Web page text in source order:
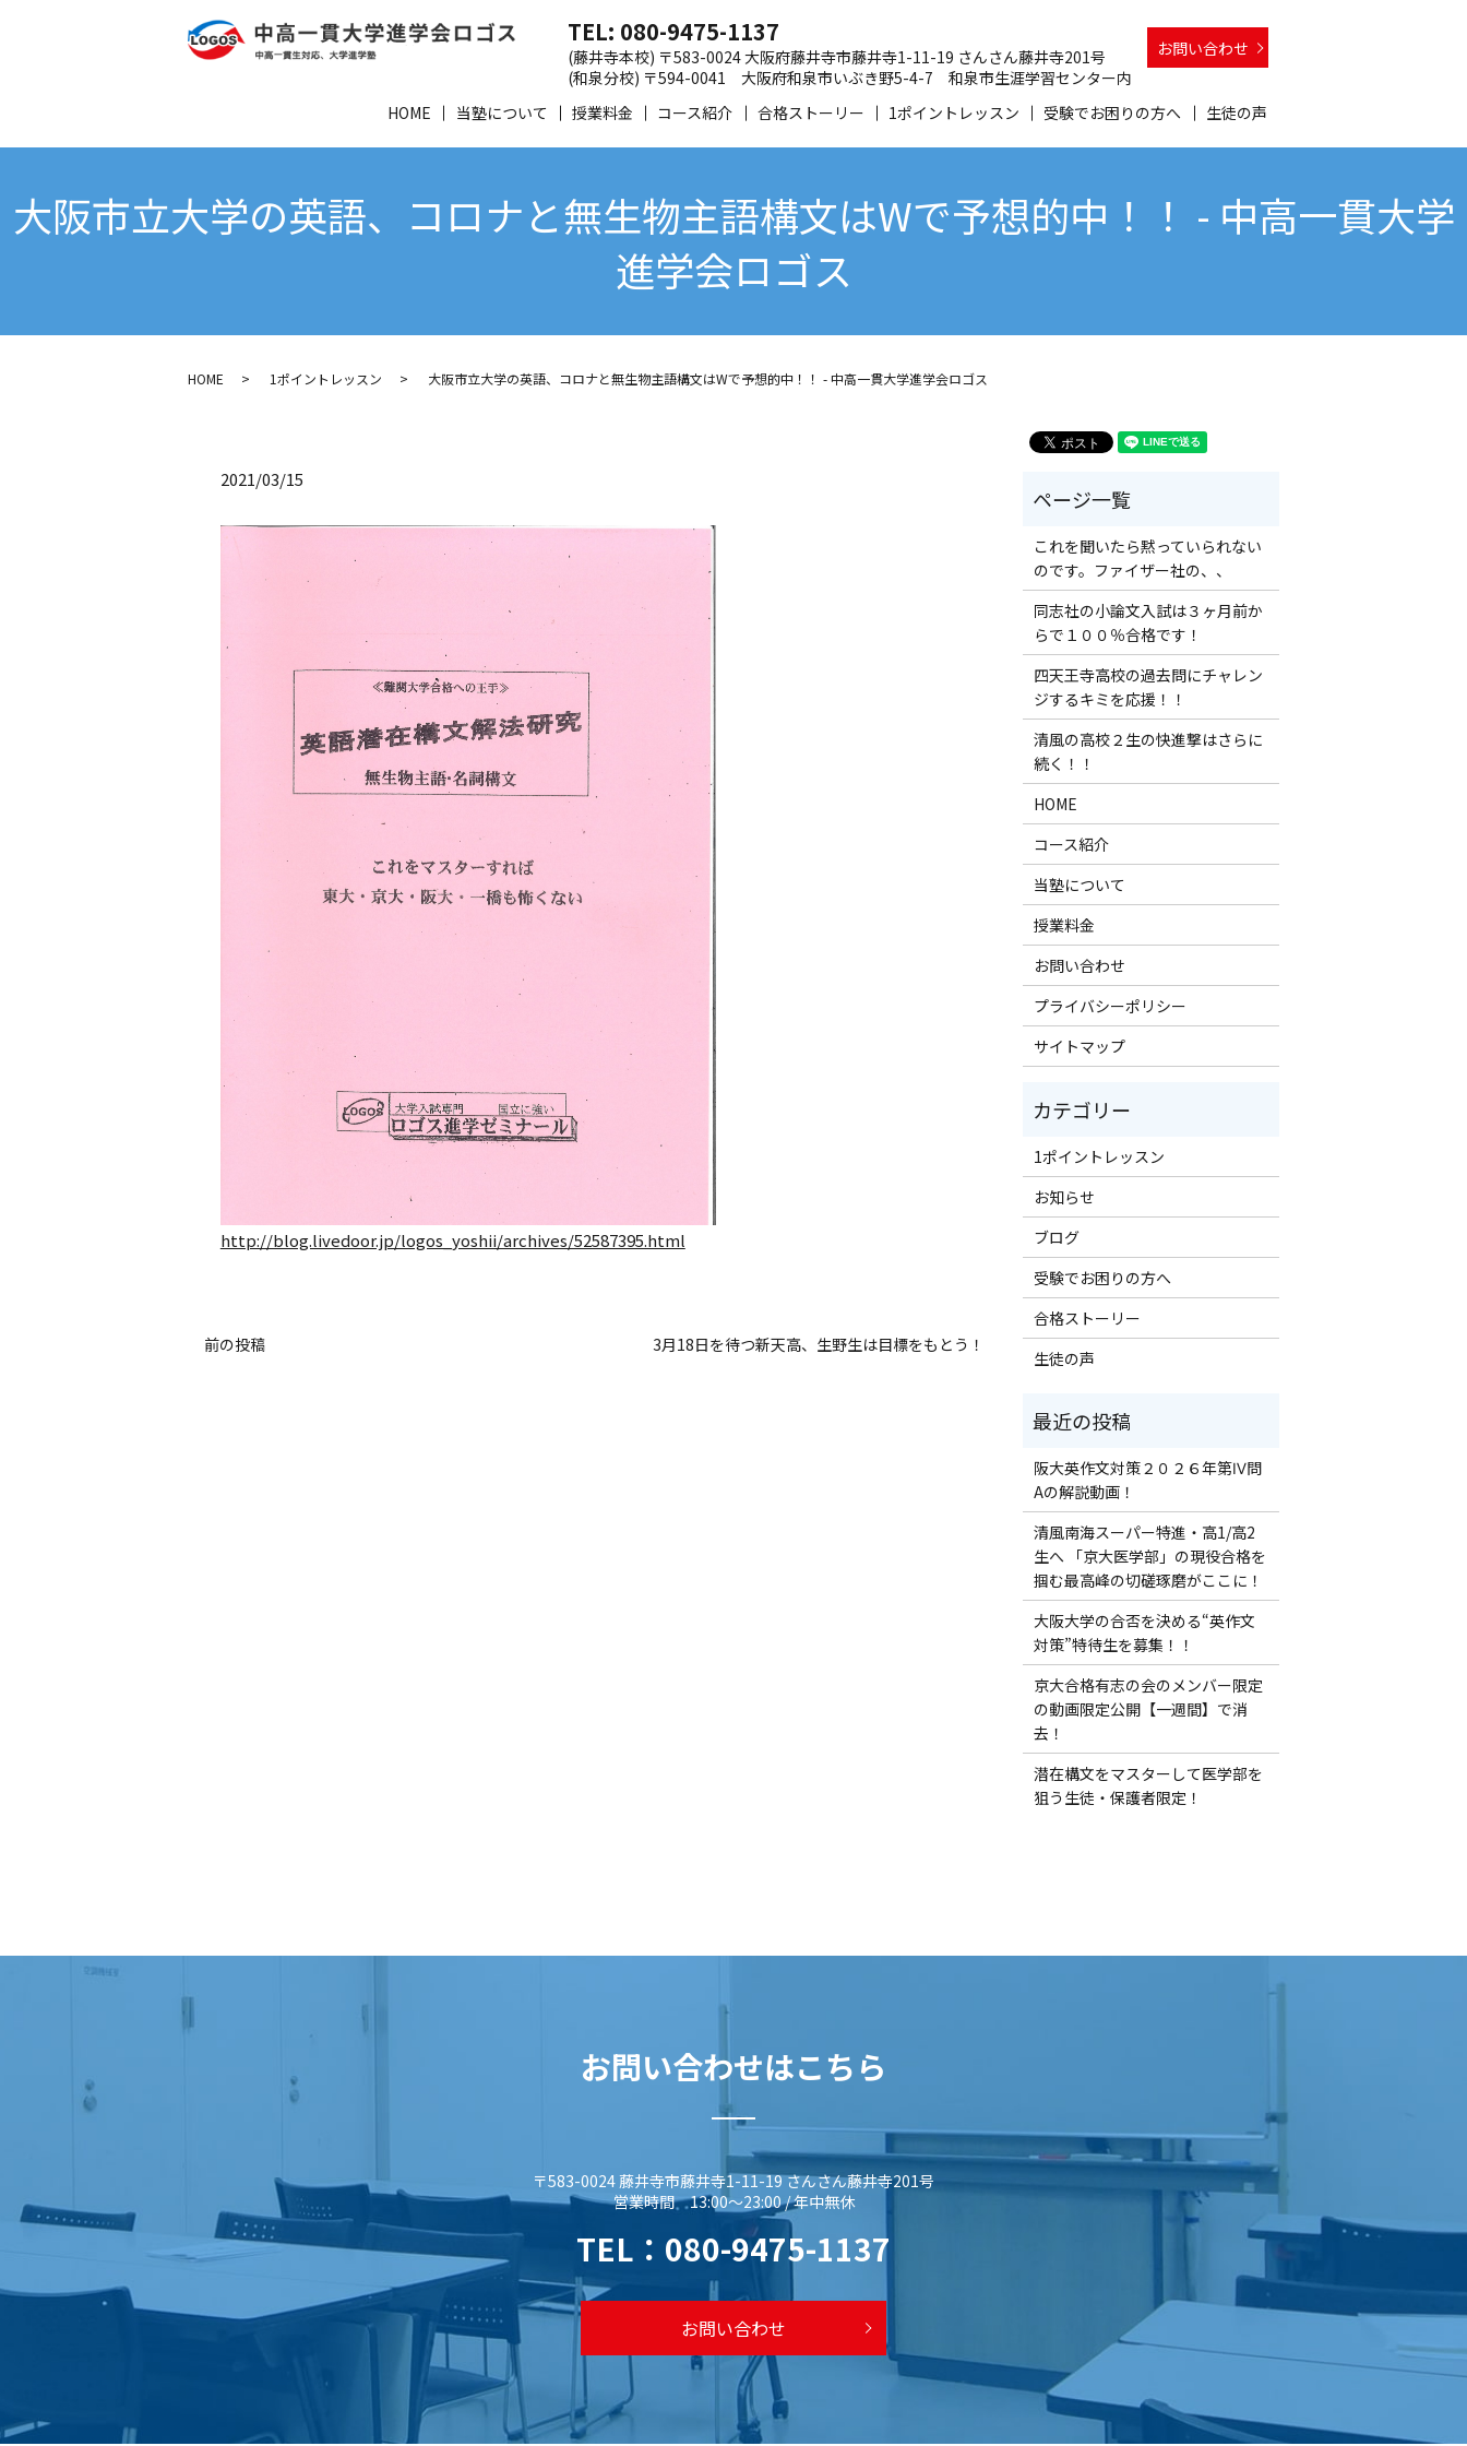
HOME 当塾について 授業料金 コース紹介 合格ストーリー 1ポイントレッスン 受験でお困りの方へ 生徒の声
TEL: 080-9475-1137
(藤井寺本校) 〒583-0024 大阪府藤井寺市藤井寺1-11-19 さんさん藤井寺201号
(和泉分校) 〒594-0041 大阪府和泉市いぶき野5-4-7 和泉市生涯学習センター内
お問い合わせ
大阪市立大学の英語、コロナと無生物主語構文はWで予想的中！！ - 中高一貫大学
進学会ロゴス
HOME 1ポイントレッスン 大阪市立大学の英語、コロナと無生物主語構文はWで予想的中！！ - 中高一貫大学進学会ロゴス
2021/03/15
http://blog.livedoor.jp/logos_yoshii/archives/52587395.html
前の投稿 3月18日を待つ新天高、生野生は目標をもとう！
これを聞いたら黙っていられない
のです。ファイザー社の、、
同志社の小論文入試は３ヶ月前か
らで１００％合格です！
四天王寺高校の過去問にチャレン
ジするキミを応援！！
清風の高校２生の快進撃はさらに
続く！！
HOME
コース紹介
当塾について
授業料金
お問い合わせ
プライバシーポリシー
サイトマップ
1ポイントレッスン
お知らせ
ブログ
受験でお困りの方へ
合格ストーリー
生徒の声
阪大英作文対策２０２６年第Ⅳ問
Aの解説動画！
清風南海スーパー特進・高1/高2
生へ 「京大医学部」の現役合格を
掴む最高峰の切磋琢磨がここに！
大阪大学の合否を決める“英作文
対策”特待生を募集！！
京大合格有志の会のメンバー限定
の動画限定公開【一週間】で消
去！
潜在構文をマスターして医学部を
狙う生徒・保護者限定！
お問い合わせはこちら
〒583-0024 藤井寺市藤井寺1-11-19 さんさん藤井寺201号
営業時間 13:00～23:00 / 年中無休
TEL： 080-9475-1137
お問い合わせ